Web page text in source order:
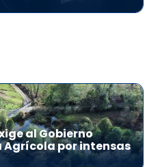
al Gobierno
Agrícola por intensas